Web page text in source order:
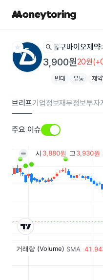
star search 동구바이오제약
3,900원20원
빈대 유통 제약
브리프기업정보재무정보투자
주요 이슈